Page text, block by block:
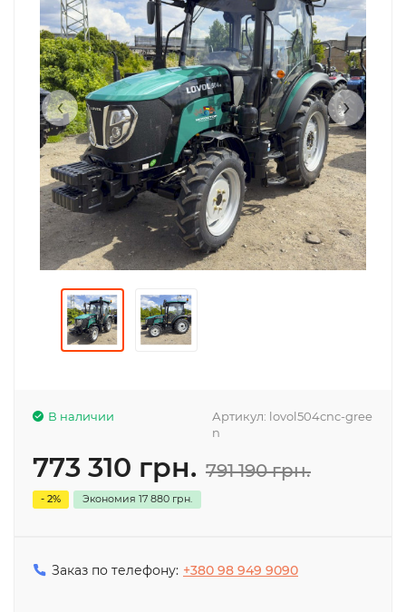
‹ ›
Артикул: lovol504cnc-gree
n
В наличии
773 310 грн. 791 190 грн.
- 2% Экономия 17 880 грн.
Заказ по телефону: +380 98 949 9090